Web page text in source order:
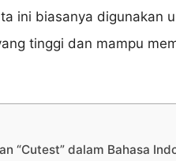
ini biasanya digunakan
tinggi dan mampu
“Cutest” dalam Bahasa